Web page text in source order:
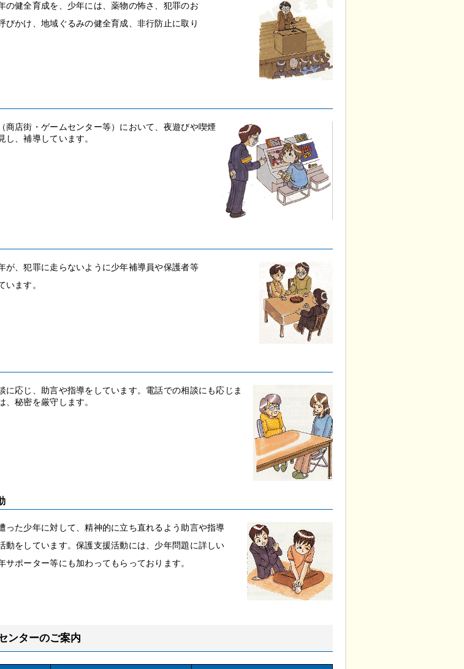
の健全育成を、少年には、薬物の怖さ、犯罪のお
びかけ、地域ぐるみの健全育成、非行防止に取り
商店街・ゲームセンター等）において、夜遊びや喫煙
し、補導しています。
が、犯罪に走らないように少年補導員や保護者等
います。
に応じ、助言や指導をしています。電話での相談にも応じま
、秘密を厳守します。
った少年に対して、精神的に立ち直れるよう助言や指導
動をしています。保護支援活動には、少年問題に詳しい
サポーター等にも加わってもらっております。
ンターのご案内